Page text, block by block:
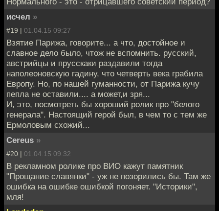
исчел »
#19 | 01.04.15 09:27
Взятие Парижа, говорите... а что, достойное и
славное дело было, чтож не вспомнить. русский,
австрийцы и прусскаки раздавили тогда
наполеоновскую гадину, что четверть века грабила
Европу. Но, по нашей гуманности, от Парижа кучу
пепла не оставили.... а может,и зря...
И, это, посмотреть бы хороший ролик про "белого
генерала". Настоящий герой был, в чем то с тем же
Ермоловым схожий...
Cereus »
#20 | 01.04.15 09:32
В рекламном ролике про ВИО кажут памятник
"Прощание славянки" - уж не позорились бы. Там же
ошибка на ошибке ошибкой погоняет. "Историки",
мля!